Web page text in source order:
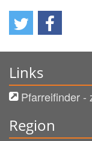
Links
Pfarreifinder -
Region